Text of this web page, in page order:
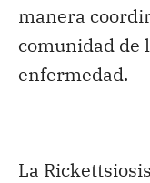
manera
comunidad de
enfermedad.
La